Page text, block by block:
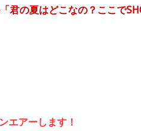
君の夏はどこなの？ここで
エアーします！